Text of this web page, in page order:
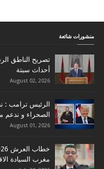
منشورات شائعة
تصريح الناطق
أحداث سبتة
August 02, 2026
الرئيس ترامب :
الصحراء و ندعم
August 01, 2026
مغرب السيادة